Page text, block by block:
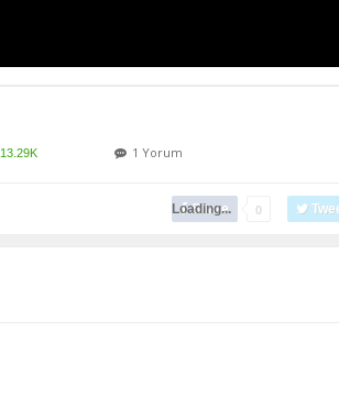
13.29K 1 Yorum
Share 0
Loading...